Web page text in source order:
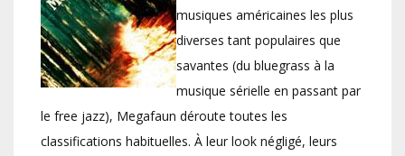
musiques américaines les plus
diverses tant populaires que
savantes (du bluegrass à la
musique sérielle en passant par
le free jazz), Megafaun déroute toutes les
classifications habituelles. À leur look négligé, leurs